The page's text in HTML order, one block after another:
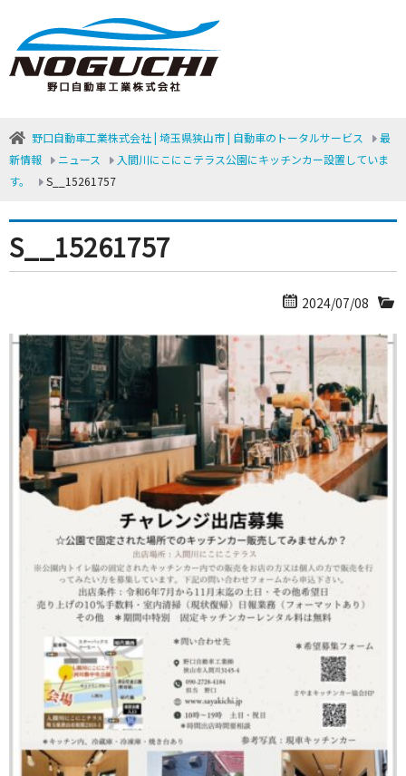
野口自動車工業株式会社 | 埼玉県狭山市 | 自動車のトータルサービス
最
新情報
ニュース
入間川にこにこテラス公園にキッチンカー設置していま
す。
S__15261757
S__15261757
2024/07/08